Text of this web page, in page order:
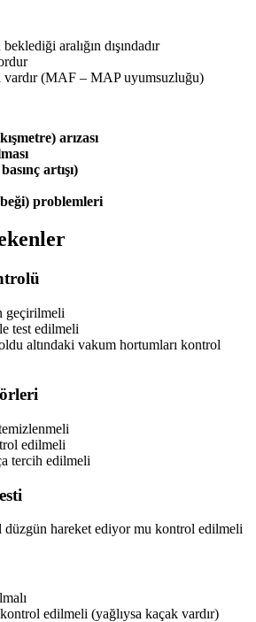
aralığın dışındadır
(MAF – MAP uyumsuzluğu)
arızası
artışı)
problemleri
geçirilmeli
test edilmeli
altındaki vakum hortumları kontrol
edilmeli
tercih edilmeli
hareket ediyor mu kontrol edilmeli
edilmeli (yağlıysa kaçak vardır)